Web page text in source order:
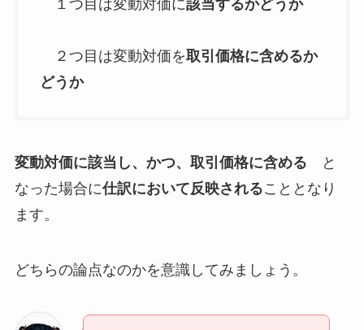
１つ目は変動対価に該当するかどうか
２つ目は変動対価を取引価格に含めるか
どうか
変動対価に該当し、かつ、取引価格に含める と
なった場合に仕訳において反映されることとなり
ます。
どちらの論点なのかを意識してみましょう。